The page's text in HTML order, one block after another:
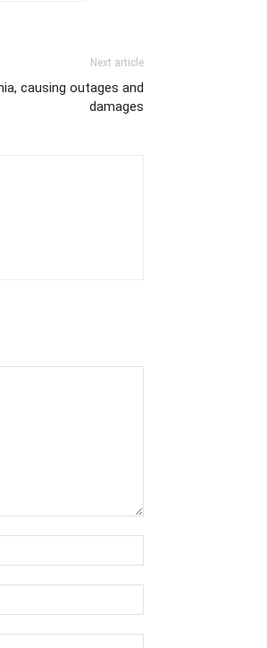
Next article
causing outages and
damages